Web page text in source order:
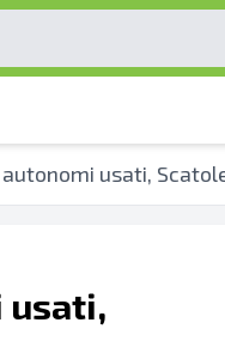
usati,
usati,